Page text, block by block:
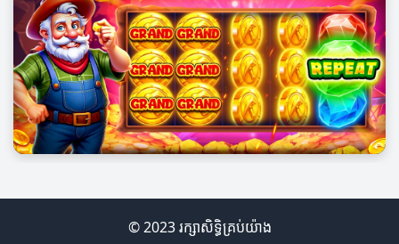
© 2023 រក្សាសិទ្ធិគ្រប់យ៉ាង